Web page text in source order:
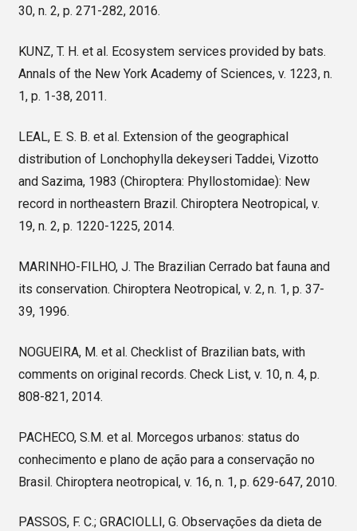
30, n. 2, p. 271-282, 2016.
KUNZ, T. H. et al. Ecosystem services provided by bats.
Annals of the New York Academy of Sciences, v. 1223, n.
1, p. 1-38, 2011.
LEAL, E. S. B. et al. Extension of the geographical
distribution of Lonchophylla dekeyseri Taddei, Vizotto
and Sazima, 1983 (Chiroptera: Phyllostomidae): New
record in northeastern Brazil. Chiroptera Neotropical, v.
19, n. 2, p. 1220-1225, 2014.
MARINHO-FILHO, J. The Brazilian Cerrado bat fauna and
its conservation. Chiroptera Neotropical, v. 2, n. 1, p. 37-
39, 1996.
NOGUEIRA, M. et al. Checklist of Brazilian bats, with
comments on original records. Check List, v. 10, n. 4, p.
808-821, 2014.
PACHECO, S.M. et al. Morcegos urbanos: status do
conhecimento e plano de ação para a conservação no
Brasil. Chiroptera neotropical, v. 16, n. 1, p. 629-647, 2010.
PASSOS, F. C.; GRACIOLLI, G. Observações da dieta de